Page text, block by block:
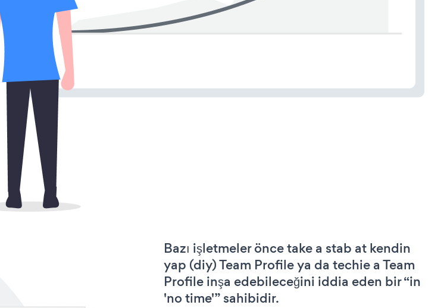
Bazı işletmeler önce take a stab at kendin
yap (diy) Team Profile ya da techie a Team
Profile inşa edebileceğini iddia eden bir “in
'no time'” sahibidir.